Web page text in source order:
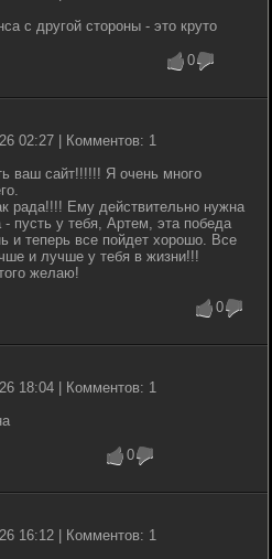
с другой стороны - это круто
0
02:27 | Комментов: 1
ваш сайт!!!!!! Я очень много
рада!!!! Ему действительно нужна
пусть у тебя, Артем, эта победа
и теперь все пойдет хорошо. Все
и лучше у тебя в жизни!!!
желаю!
0
18:04 | Комментов: 1
0
16:12 | Комментов: 1